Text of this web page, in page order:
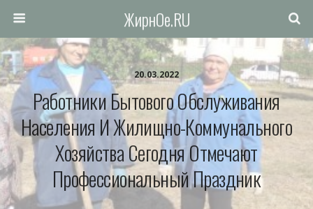
ЖирнОе.RU
20.03.2022
Работники Бытового Обслуживания
Населения И Жилищно-Коммунального
Хозяйства Сегодня Отмечают
Профессиональный Праздник